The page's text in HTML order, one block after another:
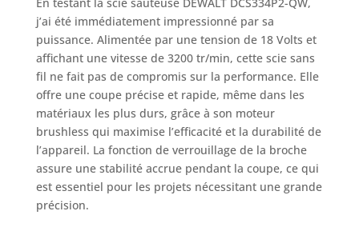
étapes assure le
contrôle de la scie
et permet
d'effectuer des
coupes nettes
produit 1: Confort
optimisé avec
conception
ergonomique : sa
poignée en
caoutchouc est
conçue pour offrir
En testant la scie sauteuse DEWALT DCS334P2-QW,
j’ai été immédiatement impressionné par sa
puissance. Alimentée par une tension de 18 Volts et
affichant une vitesse de 3200 tr/min, cette scie sans
fil ne fait pas de compromis sur la performance. Elle
offre une coupe précise et rapide, même dans les
matériaux les plus durs, grâce à son moteur
brushless qui maximise l’efficacité et la durabilité de
l’appareil. La fonction de verrouillage de la broche
assure une stabilité accrue pendant la coupe, ce qui
est essentiel pour les projets nécessitant une grande
précision.